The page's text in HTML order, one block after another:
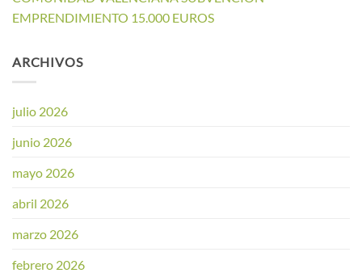
EMPRENDIMIENTO 15.000 EUROS
ARCHIVOS
julio 2026
junio 2026
mayo 2026
abril 2026
marzo 2026
febrero 2026